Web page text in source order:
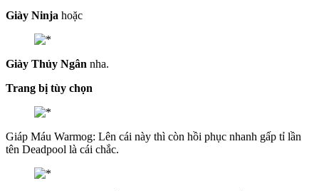
Giày Ninja hoặc
Giày Thủy Ngân nha.
Trang bị tùy chọn
Giáp Máu Warmog: Lên cái này thì còn hồi phục nhanh gấp tỉ lần
tên Deadpool là cái chắc.